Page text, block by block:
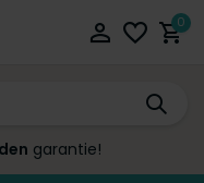
0